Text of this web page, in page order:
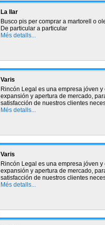
La llar
Busco pis per comprar a martorell o
De particular a particular
Més detalls...
Varis
Rincón Legal es una empresa jóven
expansión y apertura de mercado,
satisfacción de nuestros clientes
Més detalls...
Varis
Rincón Legal es una empresa jóven
expansión y apertura de mercado,
satisfacción de nuestros clientes
Més detalls...